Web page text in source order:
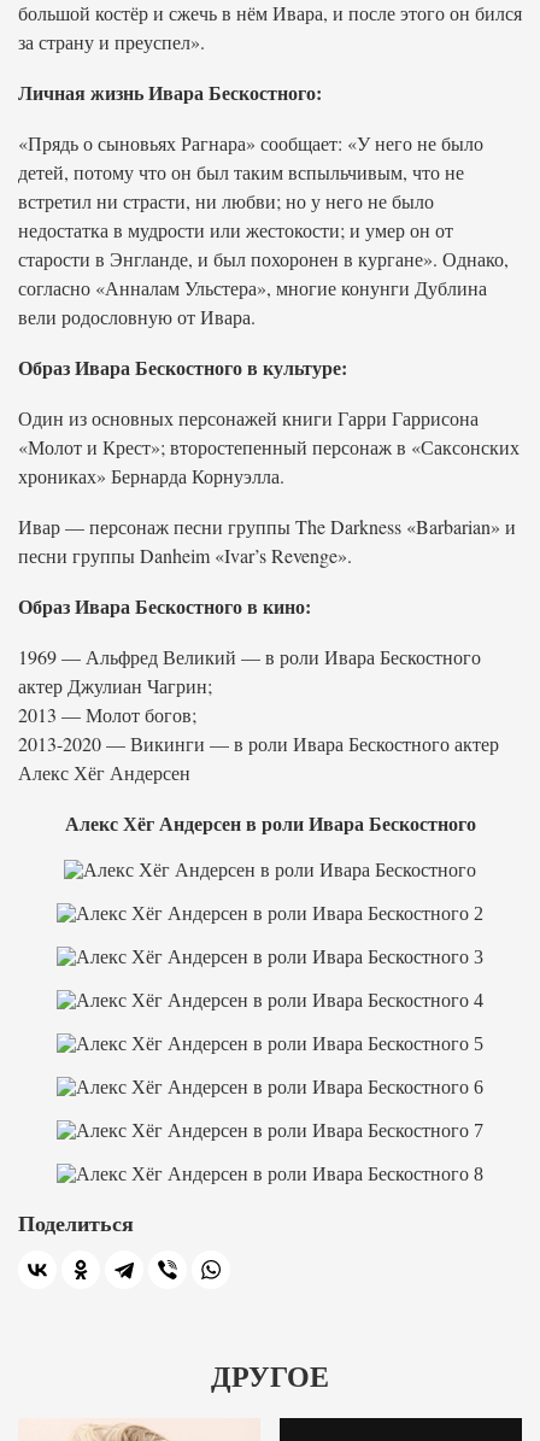
большой костёр и сжечь в нём Ивара, и после этого он бился
за страну и преуспел».
Личная жизнь Ивара Бескостного:
«Прядь о сыновьях Рагнара» сообщает: «У него не было
детей, потому что он был таким вспыльчивым, что не
встретил ни страсти, ни любви; но у него не было
недостатка в мудрости или жестокости; и умер он от
старости в Энгланде, и был похоронен в кургане». Однако,
согласно «Анналам Ульстера», многие конунги Дублина
вели родословную от Ивара.
Образ Ивара Бескостного в культуре:
Один из основных персонажей книги Гарри Гаррисона
«Молот и Крест»; второстепенный персонаж в «Саксонских
хрониках» Бернарда Корнуэлла.
Ивар — персонаж песни группы The Darkness «Barbarian» и
песни группы Danheim «Ivar’s Revenge».
Образ Ивара Бескостного в кино:
1969 — Альфред Великий — в роли Ивара Бескостного
актер Джулиан Чагрин;
2013 — Молот богов;
2013-2020 — Викинги — в роли Ивара Бескостного актер
Алекс Хёг Андерсен
Алекс Хёг Андерсен в роли Ивара Бескостного
Поделиться
ДРУГОЕ